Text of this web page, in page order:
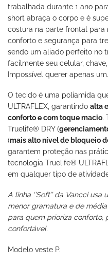
trabalhada durante 1 ano
short abraça o corpo e é
costura na parte frontal para
conforto e segurança para
sendo um aliado perfeito no
facilmente seu celular,
Impossível querer apenas um.
O tecido é uma poliamida
ULTRAFLEX, garantindo alta
conforto e com toque macio.
Truelife® DRY (
(mais alto nível de bloqueio
garantem proteção nas
tecnologia Truelife®
em qualquer tipo de
A linha ‘’Soft’’ da Vancci
menor gramatura e de
para quem prioriza conforto,
confortável.
Modelo veste P.